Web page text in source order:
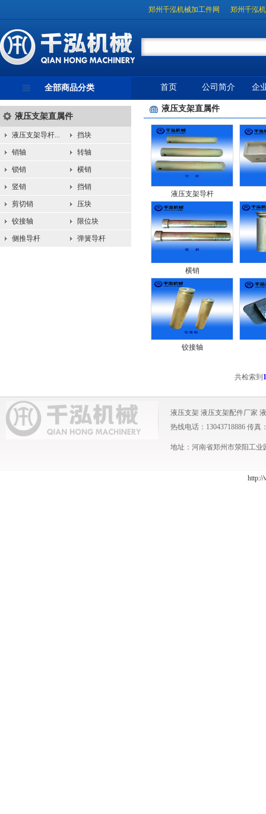
郑州千泓机械加工件网 郑州千泓
全部商品分类
液压支架直属件
液压支架导杆... 挡块
销轴 转轴
锁销 横销
竖销 挡销
剪切销 压块
铰接轴 限位块
侧推导杆 弹簧导杆
首页 公司简介 企
液压支架直属件
液压支架导杆
横销
铰接轴
共检索到
液压支架 液压支架配件厂家
热线电话：13043718886 传真
地址：河南省郑州市荥阳工业
http://